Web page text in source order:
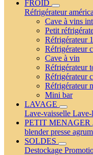
FROID
Réfrigérateur
Cave à vins
Petit
Réfrigérateur
Réfrigérateur
Cave à vin
Réfrigérateur
Réfrigérateur
Réfrigérateur
Mini bar
LAVAGE
Lave-vaisselle
PETIT MENAGER
blenderpresse
SOLDES
Destockage